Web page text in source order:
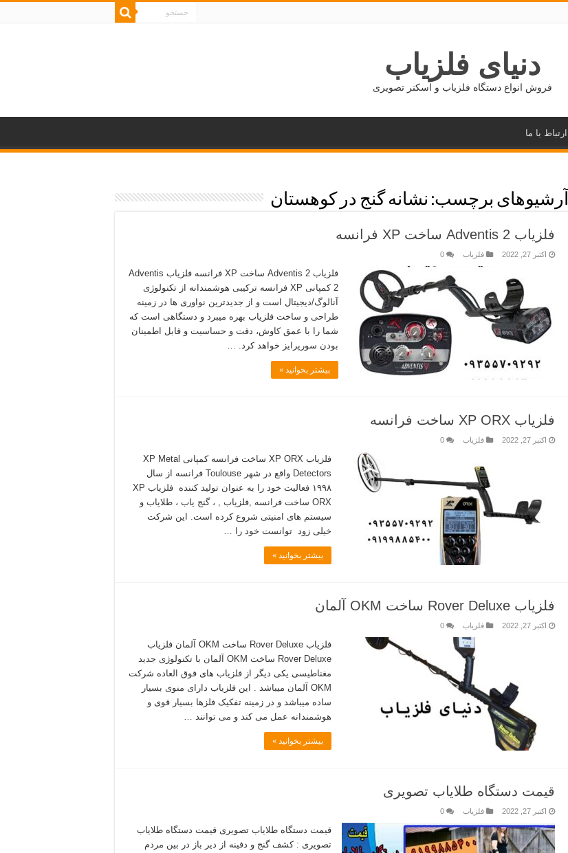
دنیای فلزیاب
فروش انواع دستگاه فلزیاب و اسکنر تصویری
ارتباط با ما
آرشیوهای برچسب: نشانه گنج در کوهستان
فلزیاب Adventis 2 ساخت XP فرانسه
اکتبر 27, 2022 فلزیاب 0
فلزیاب Adventis 2 ساخت XP فرانسه فلزیاب Adventis
2 کمپانی XP فرانسه ترکیبی هوشمندانه از تکنولوژی
آنالوگ/دیجیتال است و از جدیدترین نواوری ها در زمینه
طراحی و ساخت فلزیاب بهره میبرد و دستگاهی است که
شما را با عمق کاوش، دقت و حساسیت و قابل اطمینان
بودن سورپرایز خواهد کرد. …
بیشتر بخوانید »
فلزیاب XP ORX ساخت فرانسه
اکتبر 27, 2022 فلزیاب 0
فلزیاب XP ORX ساخت فرانسه کمپانی XP Metal
Detectors واقع در شهر Toulouse فرانسه از سال
۱۹۹۸ فعالیت خود را به عنوان تولید کننده فلزیاب XP
ORX ساخت فرانسه ,فلزیاب , ، گنج یاب ، طلایاب و
سیستم های امنیتی شروع کرده است. این شرکت
خیلی زود توانست خود را …
بیشتر بخوانید »
فلزیاب Rover Deluxe ساخت OKM آلمان
اکتبر 27, 2022 فلزیاب 0
فلزیاب Rover Deluxe ساخت OKM آلمان فلزیاب
Rover Deluxe ساخت OKM آلمان با تکنولوژی جدید
مغناطیسی یکی دیگر از فلزیاب ھای فوق العاده شرکت
OKM آلمان میباشد . این فلزیاب دارای منوی بسیار
ساده میباشد و در زمینه تفکیک فلزھا بسیار قوی و
ھوشمندانه عمل می کند و می توانند …
بیشتر بخوانید »
قیمت دستگاه طلایاب تصویری
اکتبر 27, 2022 فلزیاب 0
قیمت دستگاه طلایاب تصویری قیمت دستگاه طلایاب
تصویری : کشف گنج و دفینه از دیر باز در بین مردم